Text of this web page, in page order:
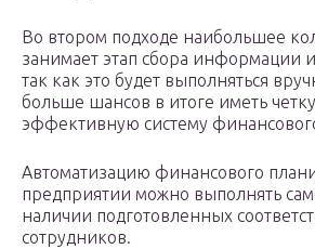
Во втором подходе наибольшее
занимает этап сбора информации
так как это будет выполняться
больше шансов в итоге иметь
эффективную систему
Автоматизацию финансового
предприятии можно выполнять
наличии подготовленных
сотрудников.